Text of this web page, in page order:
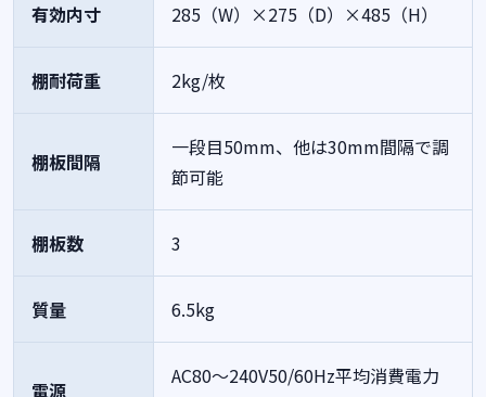
有効内寸 285（W）×275（D）×485（H）
棚耐荷重 2kg/枚
棚板間隔
一段目50mm、他は30mm間隔で調
節可能
棚板数 3
質量 6.5kg
電源
AC80～240V50/60Hz平均消費電力